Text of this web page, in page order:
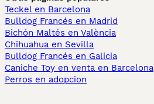
Teckel en Barcelona
Bulldog Francés en Madrid
Bichón Maltés en València
Chihuahua en Sevilla
Bulldog Francés en Galicia
Caniche Toy en venta en Barcelona
Perros en adopcion